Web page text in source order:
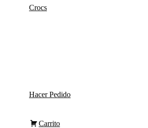
Crocs
Hacer Pedido
Carrito